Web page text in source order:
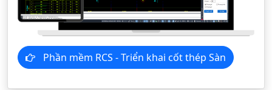
Phần mềm RCS - Triển khai cốt thép Sàn